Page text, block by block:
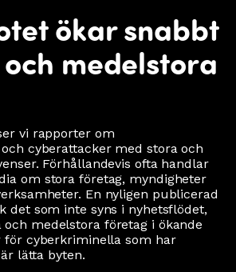
ökar snabbt
medelstora
vi rapporter om
cyberattacker med stora och
Förhållandevis ofta handlar
om stora företag, myndigheter
En nyligen publicerad
det som inte syns i nyhetsflödet,
medelstora företag i ökande
för cyberkriminella som har
lätta byten.